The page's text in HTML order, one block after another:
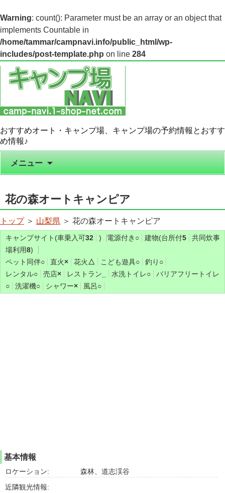
Warning: count(): Parameter must be an array or an object that
implements Countable in
/home/tammar/campnavi.info/public_html/wp-
includes/post-template.php on line 284
おすすめオート・キャンプ場、キャンプ場の予約情報とおすす
め情報♪
メニュー
花の森オートキャンピア
トップ＞ 山梨県 ＞ 花の森オートキャンピア
キャンプサイト(車乗入可32 ) 電源付き ○ 建物(台所付5
共同炊事
場利用8)
ペット同伴○ 直火× 花火 △ こども遊具○ 釣り ○
レンタル○ 売店× レストラン 水洗トイレ○
バリアフリートイレ
○
洗濯機○ シャワー× 風呂○
基本情報
ロケーション:
森林、道志渓谷
近隣観光情報: